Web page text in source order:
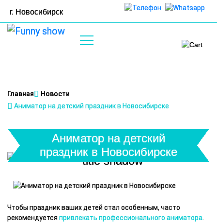
г. Новосибирск
Главная
Новости
Аниматор на детский праздник в Новосибирске
Аниматор на детский
праздник в Новосибирске
Чтобы праздник ваших детей стал особенным, часто
рекомендуется привлекать профессионального аниматора